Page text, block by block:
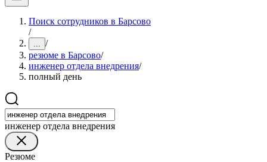
Поиск сотрудников в Барсово
/
... /
резюме в Барсово/
инженер отдела внедрения/
полный день
инженер отдела внедрения
Резюме